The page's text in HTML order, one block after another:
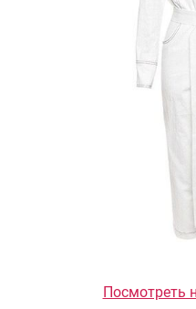
Посмотреть